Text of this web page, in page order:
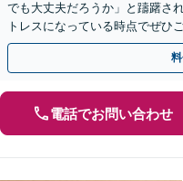
でも大丈夫だろうか」と躊躇さ
トレスになっている時点でぜひ
等級認定、過失割合などすべて
電話でお問い合わせ